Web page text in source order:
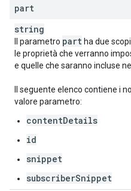
part
string
Il parametro part ha due
le proprietà che verranno
e quelle che saranno incluse
Il seguente elenco contiene i
valore parametro:
contentDetails
id
snippet
subscriberSnippet